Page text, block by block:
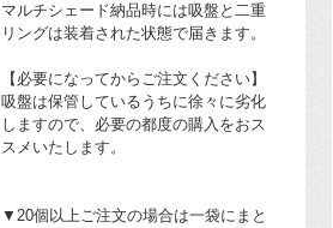
マルチシェード納品時には吸盤と二重
リングは装着された状態で届きます。
【必要になってからご注文ください】
吸盤は保管しているうちに徐々に劣化
しますので、必要の都度の購入をおス
スメいたします。
▼20個以上ご注文の場合は一袋にまと